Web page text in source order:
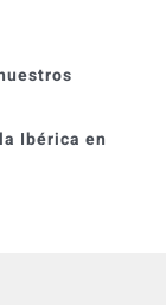
Ibérica en